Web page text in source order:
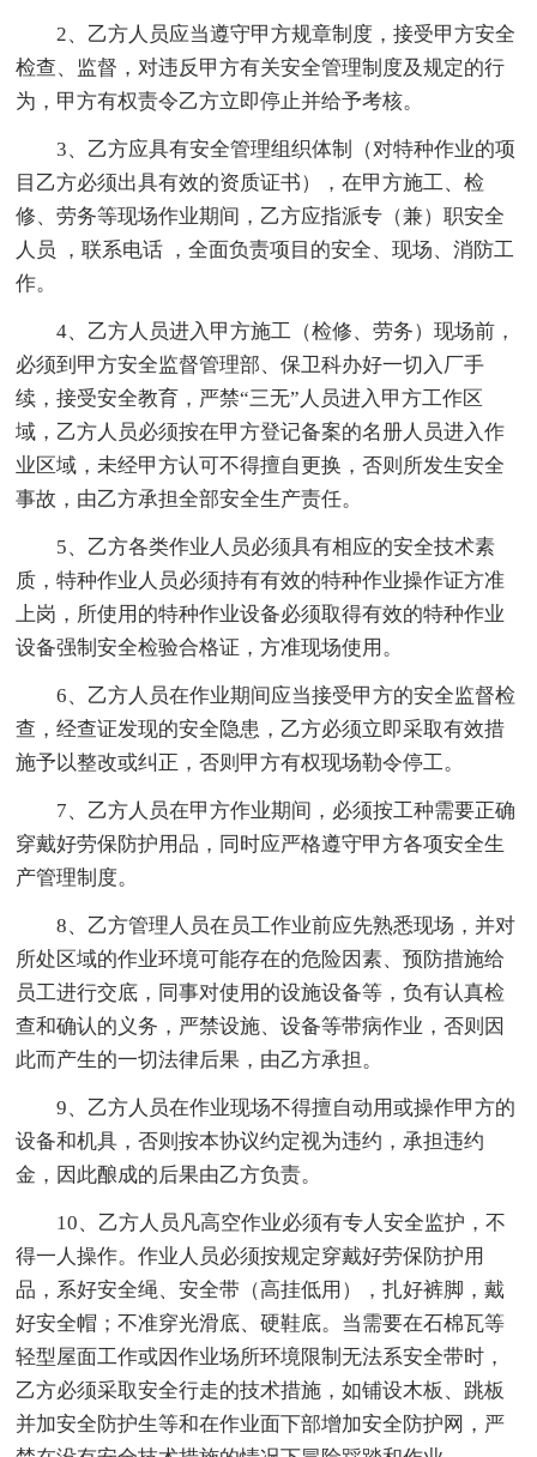
2、乙方人员应当遵守甲方规章制度，接受甲方安全
检查、监督，对违反甲方有关安全管理制度及规定的行
为，甲方有权责令乙方立即停止并给予考核。
3、乙方应具有安全管理组织体制（对特种作业的项
目乙方必须出具有效的资质证书），在甲方施工、检
修、劳务等现场作业期间，乙方应指派专（兼）职安全
人员 ，联系电话 ，全面负责项目的安全、现场、消防工
作。
4、乙方人员进入甲方施工（检修、劳务）现场前，
必须到甲方安全监督管理部、保卫科办好一切入厂手
续，接受安全教育，严禁“三无”人员进入甲方工作区
域，乙方人员必须按在甲方登记备案的名册人员进入作
业区域，未经甲方认可不得擅自更换，否则所发生安全
事故，由乙方承担全部安全生产责任。
5、乙方各类作业人员必须具有相应的安全技术素
质，特种作业人员必须持有有效的特种作业操作证方准
上岗，所使用的特种作业设备必须取得有效的特种作业
设备强制安全检验合格证，方准现场使用。
6、乙方人员在作业期间应当接受甲方的安全监督检
查，经查证发现的安全隐患，乙方必须立即采取有效措
施予以整改或纠正，否则甲方有权现场勒令停工。
7、乙方人员在甲方作业期间，必须按工种需要正确
穿戴好劳保防护用品，同时应严格遵守甲方各项安全生
产管理制度。
8、乙方管理人员在员工作业前应先熟悉现场，并对
所处区域的作业环境可能存在的危险因素、预防措施给
员工进行交底，同事对使用的设施设备等，负有认真检
查和确认的义务，严禁设施、设备等带病作业，否则因
此而产生的一切法律后果，由乙方承担。
9、乙方人员在作业现场不得擅自动用或操作甲方的
设备和机具，否则按本协议约定视为违约，承担违约
金，因此酿成的后果由乙方负责。
10、乙方人员凡高空作业必须有专人安全监护，不
得一人操作。作业人员必须按规定穿戴好劳保防护用
品，系好安全绳、安全带（高挂低用），扎好裤脚，戴
好安全帽；不准穿光滑底、硬鞋底。当需要在石棉瓦等
轻型屋面工作或因作业场所环境限制无法系安全带时，
乙方必须采取安全行走的技术措施，如铺设木板、跳板
并加安全防护生等和在作业面下部增加安全防护网，严